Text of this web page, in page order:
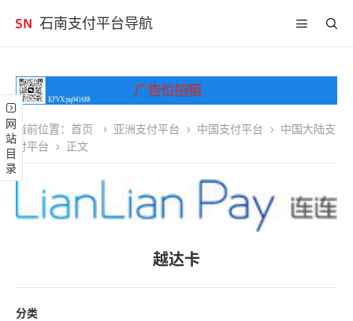
石南支付平台导航
网站目录 当前位置： 首页 亚洲支付平台 中国支付平台
中国大陆支
付平台
正文
越达卡
分类